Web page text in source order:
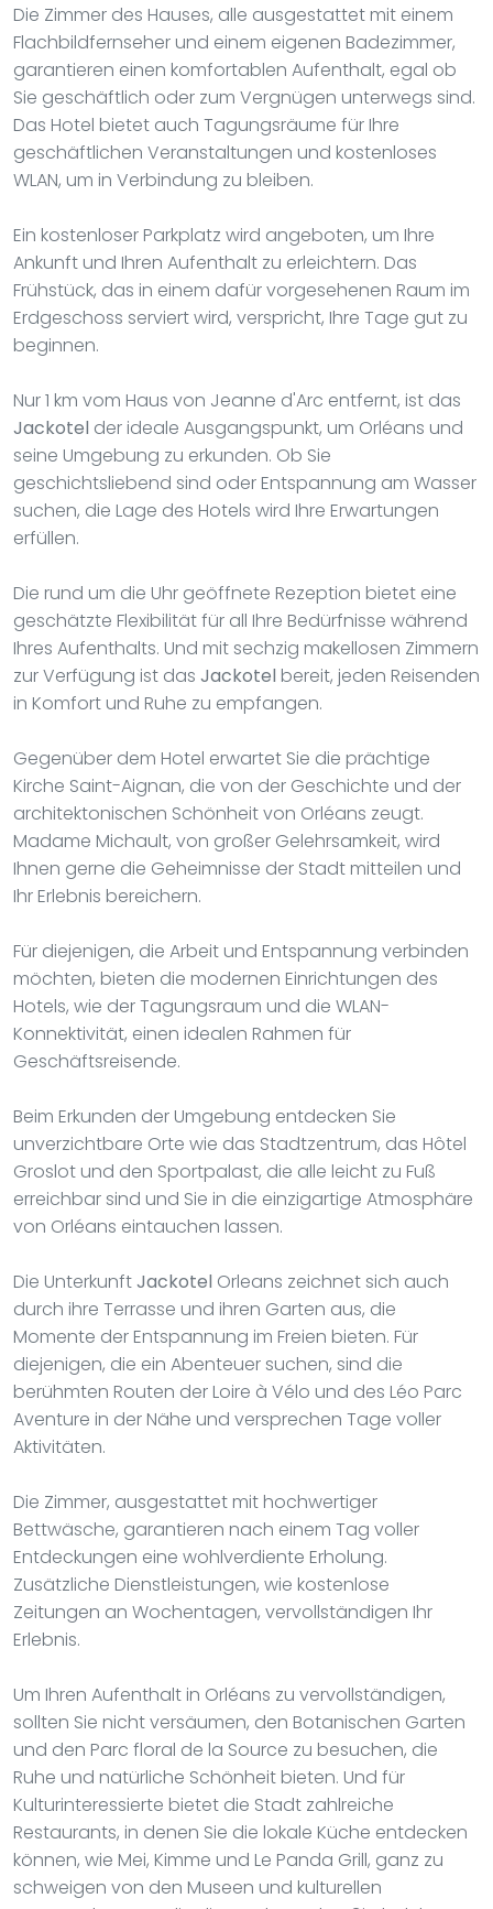
Die Zimmer des Hauses, alle ausgestattet mit einem
Flachbildfernseher und einem eigenen Badezimmer,
garantieren einen komfortablen Aufenthalt, egal ob
Sie geschäftlich oder zum Vergnügen unterwegs sind.
Das Hotel bietet auch Tagungsräume für Ihre
geschäftlichen Veranstaltungen und kostenloses
WLAN, um in Verbindung zu bleiben.
Ein kostenloser Parkplatz wird angeboten, um Ihre
Ankunft und Ihren Aufenthalt zu erleichtern. Das
Frühstück, das in einem dafür vorgesehenen Raum im
Erdgeschoss serviert wird, verspricht, Ihre Tage gut zu
beginnen.
Nur 1 km vom Haus von Jeanne d'Arc entfernt, ist das
Jackotel der ideale Ausgangspunkt, um Orléans und
seine Umgebung zu erkunden. Ob Sie
geschichtsliebend sind oder Entspannung am Wasser
suchen, die Lage des Hotels wird Ihre Erwartungen
erfüllen.
Die rund um die Uhr geöffnete Rezeption bietet eine
geschätzte Flexibilität für all Ihre Bedürfnisse während
Ihres Aufenthalts. Und mit sechzig makellosen Zimmern
zur Verfügung ist das Jackotel bereit, jeden Reisenden
in Komfort und Ruhe zu empfangen.
Gegenüber dem Hotel erwartet Sie die prächtige
Kirche Saint-Aignan, die von der Geschichte und der
architektonischen Schönheit von Orléans zeugt.
Madame Michault, von großer Gelehrsamkeit, wird
Ihnen gerne die Geheimnisse der Stadt mitteilen und
Ihr Erlebnis bereichern.
Für diejenigen, die Arbeit und Entspannung verbinden
möchten, bieten die modernen Einrichtungen des
Hotels, wie der Tagungsraum und die WLAN-
Konnektivität, einen idealen Rahmen für
Geschäftsreisende.
Beim Erkunden der Umgebung entdecken Sie
unverzichtbare Orte wie das Stadtzentrum, das Hôtel
Groslot und den Sportpalast, die alle leicht zu Fuß
erreichbar sind und Sie in die einzigartige Atmosphäre
von Orléans eintauchen lassen.
Die UnterkunftJackotel Orleans zeichnet sich auch
durch ihre Terrasse und ihren Garten aus, die
Momente der Entspannung im Freien bieten. Für
diejenigen, die ein Abenteuer suchen, sind die
berühmten Routen der Loire à Vélo und des Léo Parc
Aventure in der Nähe und versprechen Tage voller
Aktivitäten.
Die Zimmer, ausgestattet mit hochwertiger
Bettwäsche, garantieren nach einem Tag voller
Entdeckungen eine wohlverdiente Erholung.
Zusätzliche Dienstleistungen, wie kostenlose
Zeitungen an Wochentagen, vervollständigen Ihr
Erlebnis.
Um Ihren Aufenthalt in Orléans zu vervollständigen,
sollten Sie nicht versäumen, den Botanischen Garten
und den Parc floral de la Source zu besuchen, die
Ruhe und natürliche Schönheit bieten. Und für
Kulturinteressierte bietet die Stadt zahlreiche
Restaurants, in denen Sie die lokale Küche entdecken
können, wie Mei, Kimme und Le Panda Grill, ganz zu
schweigen von den Museen und kulturellen